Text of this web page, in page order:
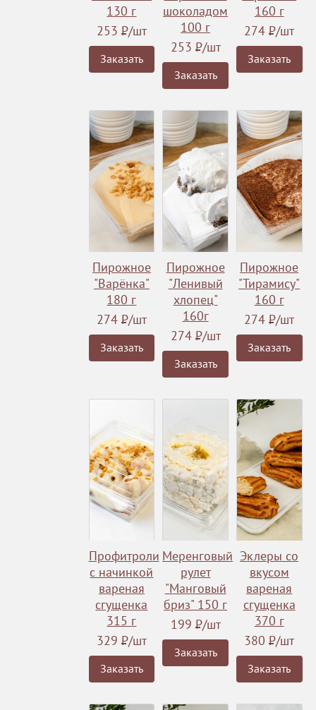
130 г
253 Р/шт
Заказать
шоколадом
100 г
253 Р/шт
Заказать
160 г
274Р/шт
Заказать
Пирожное
"Варёнка"
180 г
274 Р/шт
Заказать
Пирожное
"Ленивый
хлопец"
160г
274 Р/шт
Заказать
Пирожное
"Тирамису"
160 г
274Р/шт
Заказать
Профитроли
с начинкой
вареная
сгущенка
315 г
329 Р/шт
Заказать
Меренговый
рулет
"Манговый
бриз" 150 г
199 Р/шт
Заказать
Эклеры со
вкусом
вареная
сгущенка
370 г
380Р/шт
Заказать